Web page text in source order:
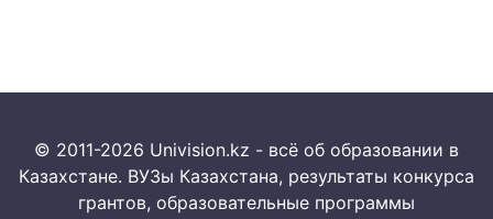
© 2011-2026 Univision.kz - всё об образовании в
Казахстане. ВУЗы Казахстана, результаты конкурса
грантов, образовательные программы